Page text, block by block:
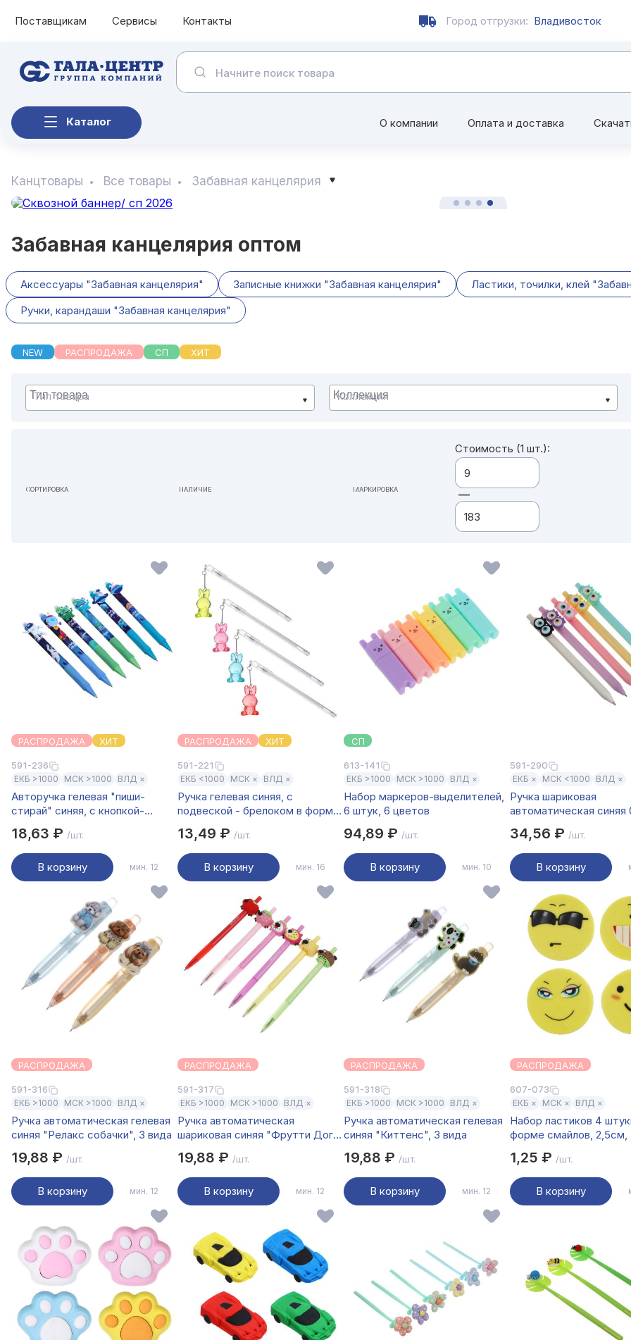
Поставщикам Сервисы Контакты Город отгрузки: Владивосток
Каталог О компании Оплата и доставка
Канцтовары Все товары Забавная канцелярия
Забавная канцелярия оптом
Аксессуары "Забавная канцелярия" Записные книжки "Забавная канцелярия" Ластики, точилки, клей
Ручки, карандаши "Забавная канцелярия"
NEW РАСПРОДАЖА СП ХИТ
Тип товара Коллекция
СОРТИРОВКА
НАЛИЧИЕ
МАРКИРОВКА
Стоимость (1 шт.):
—
РАСПРОДАЖА ХИТ
591-236
ЕКБ >1000 МСК >1000 ВЛД ×
Авторучка гелевая "пиши-
стирай" синяя, с кнопкой-
фигурки", 6 дизайнов
18,63 ₽ /шт.
В корзину мин. 12
РАСПРОДАЖА ХИТ
591-221
ЕКБ <1000 МСК × ВЛД ×
Ручка гелевая синяя, с
подвеской - брелоком в форме
13,49 ₽ /шт.
В корзину мин. 16
СП
613-141
ЕКБ >1000 МСК >1000 ВЛД ×
Набор маркеров-выделителей,
6 штук, 6 цветов
94,89 ₽ /шт.
В корзину мин. 10
591-290
ЕКБ × МСК <1000 ВЛД ×
Ручка шариковая
автоматическая синяя
34,56 ₽ /шт.
В корзину
РАСПРОДАЖА
591-316
ЕКБ >1000 МСК >1000 ВЛД ×
Ручка автоматическая гелевая
синяя "Релакс собачки", 3 вида
19,88 ₽ /шт.
В корзину мин. 12
РАСПРОДАЖА
591-317
ЕКБ >1000 МСК >1000 ВЛД ×
Ручка автоматическая
шариковая синяя "Фрутти Дог",
19,88 ₽ /шт.
В корзину мин. 12
РАСПРОДАЖА
591-318
ЕКБ >1000 МСК >1000 ВЛД ×
Ручка автоматическая гелевая
синяя "Киттенс", 3 вида
19,88 ₽ /шт.
В корзину мин. 12
РАСПРОДАЖА
607-073
ЕКБ × МСК × ВЛД ×
Набор ластиков 4
форме смайлов, 2,5см,
1,25 ₽ /шт.
В корзину